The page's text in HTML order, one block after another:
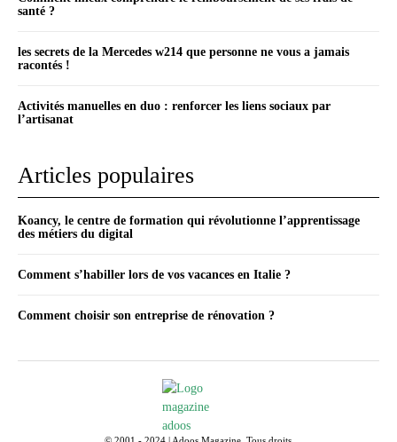
santé ?
les secrets de la Mercedes w214 que personne ne vous a jamais
racontés !
Activités manuelles en duo : renforcer les liens sociaux par
l’artisanat
Articles populaires
Koancy, le centre de formation qui révolutionne l’apprentissage
des métiers du digital
Comment s’habiller lors de vos vacances en Italie ?
Comment choisir son entreprise de rénovation ?